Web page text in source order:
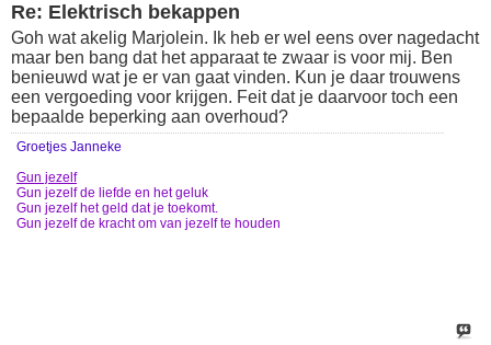
Re: Elektrisch bekappen
Goh wat akelig Marjolein. Ik heb er wel eens over nagedacht
maar ben bang dat het apparaat te zwaar is voor mij. Ben
benieuwd wat je er van gaat vinden. Kun je daar trouwens
een vergoeding voor krijgen. Feit dat je daarvoor toch een
bepaalde beperking aan overhoud?
Groetjes Janneke
Gun jezelf
Gun jezelf de liefde en het geluk
Gun jezelf het geld dat je toekomt.
Gun jezelf de kracht om van jezelf te houden